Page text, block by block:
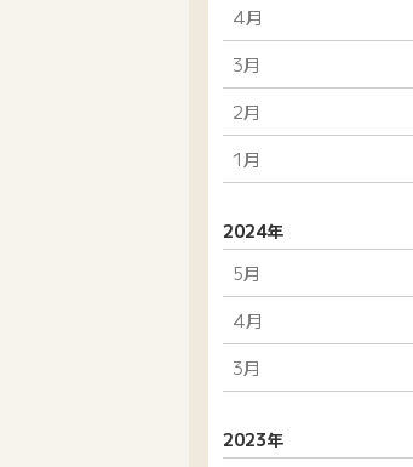
4月
3月
2月
1月
2024年
5月
4月
3月
2023年